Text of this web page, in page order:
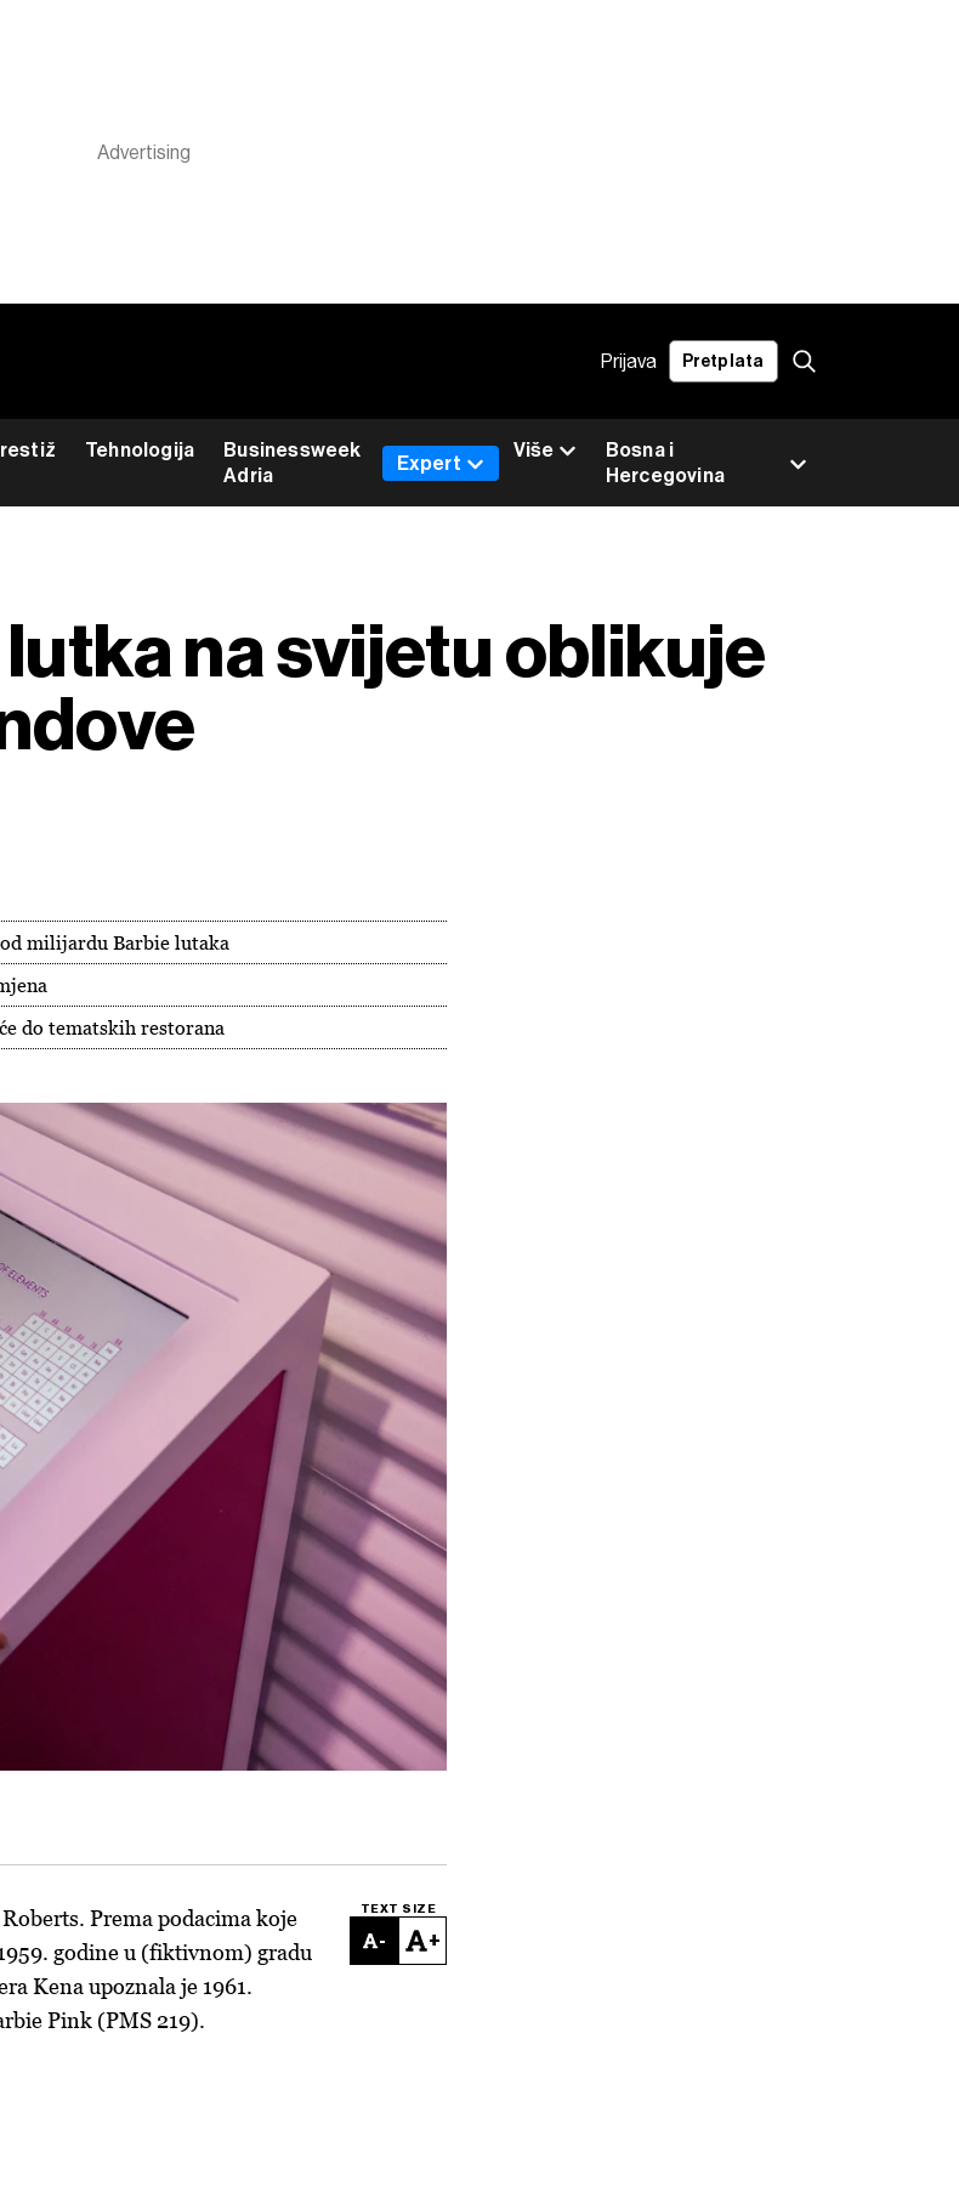
Prijava Pretplata
Tehnologija
Businessweek
Adria
Bosna i
Hercegovina
Expert
Više
na svijetu oblikuje
od milijardu Barbie lutaka
do tematskih restorana
TEXT SIZE
- +
Prema podacima koje
godine u (fiktivnom) gradu
Kena upoznala je 1961.
Pink (PMS 219).